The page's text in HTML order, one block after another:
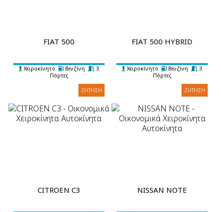
FIAT 500
Χειροκίνητο Βενζίνη
3
Πόρτες
1 Βαλίτσα
A/C
ΖΉΤΗΣΗ
FIAT 500 HYBRID
Χειροκίνητο Βενζίνη
3
Πόρτες
1 Βαλίτσα
A/C
ΖΉΤΗΣΗ
CITROEN C3 NISSAN NOTE